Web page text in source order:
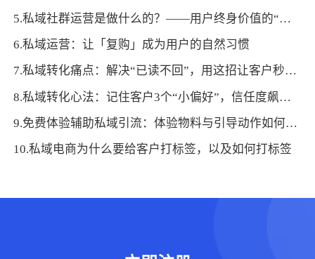
5.私域社群运营是做什么的？——用户终身价值的“经营密码”
6.私域运营：让「复购」成为用户的自然习惯
7.私域转化痛点：解决“已读不回”，用这招让客户秒回咨询
8.私域转化心法：记住客户3个“小偏好”，信任度飙升促成交
9.免费体验辅助私域引流：体验物料与引导动作如何适配？
10.私域电商为什么要给客户打标签，以及如何打标签